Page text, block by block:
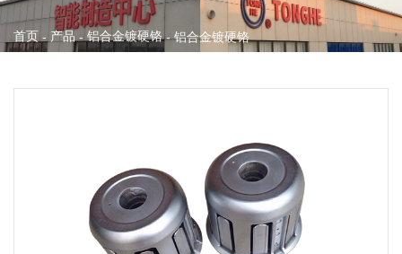
首页 - 产品 - 铝合金镀硬铬 -铝合金镀硬铬